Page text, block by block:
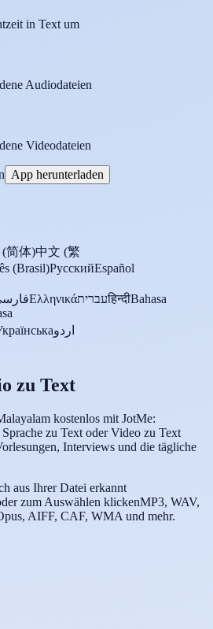
in Text um
Audiodateien
Videodateien
App herunterladen
简体)中文 (繁
(Brasil)РусскийEspañol
Ελληνικάעבריתहिन्दीBahasa
اردو
zu Text
kostenlos mit JotMe:
zu Text oder Video zu Text
Interviews und die tägliche
aus Ihrer Datei erkannt
zum Auswählen klickenMP3, WAV,
AIFF, CAF, WMA und mehr.